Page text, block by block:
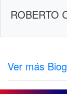
ROBERTO
Ver más